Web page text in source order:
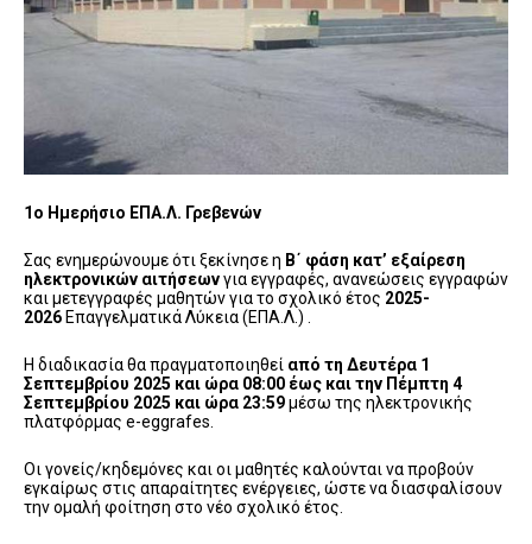
1ο Ημερήσιο ΕΠΑ.Λ. Γρεβενών
Σας ενημερώνουμε ότι ξεκίνησε η Β΄ φάση κατ’ εξαίρεση
ηλεκτρονικών αιτήσεωνγια εγγραφές, ανανεώσεις εγγραφών
και μετεγγραφές μαθητών για το σχολικό έτος 2025-
2026 Επαγγελματικά Λύκεια (ΕΠΑ.Λ.) .
Η διαδικασία θα πραγματοποιηθεί από τη Δευτέρα 1
Σεπτεμβρίου 2025 και ώρα 08:00 έως και την Πέμπτη 4
Σεπτεμβρίου 2025 και ώρα 23:59μέσω της ηλεκτρονικής
πλατφόρμας e-eggrafes.
Οι γονείς/κηδεμόνες και οι μαθητές καλούνται να προβούν
εγκαίρως στις απαραίτητες ενέργειες, ώστε να διασφαλίσουν
την ομαλή φοίτηση στο νέο σχολικό έτος.